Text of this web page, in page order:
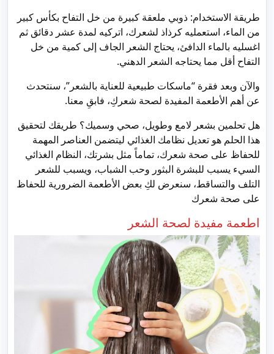
طريقة الاستخدام: ذوبي ملعقة كبيرة من خل التفاح بكأس كبير
من الماء، استعمليه كرذاذ لشعرك، اتركيه لمدة عشر دقائق ثم
اغسليه بالماء الدافئ، يحتاج الشعر الجاف إلى كمية من خل
التفاح أقل مما يحتاجه الشعر الدهني.
والآن وبعد فقرة “ماسكات طبيعية للعناية بالشعر”، سنتحدث
عن أهم الأطعمة المفيدة لصحة شعركِ، فابقِ معنا.
هل تحلمين بشعر لامع وطويل، صحي وسميك؟ طريقك لتحقيق
هذا الحلم هو تعديل نظامك الغذائي ليتضمن العناصر المهمة
للحفاظ على صحة شعرك، تماماً مثل بشرتك، النظام الغذائي
السيء يسبب للبشرة البثور وحب الشباب، ويسبب للشعر
التلف والتساقط، سنعرض لكِ بعض الأطعمة الضرورية للحفاظ
على صحة شعرك
اطعمة مفيدة لصحة الشعر